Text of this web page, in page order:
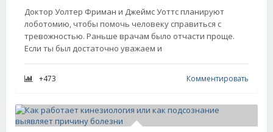
Доктор Уолтер Фриман и Джеймс Уоттс планируют
лоботомию, чтобы помочь человеку справиться с
тревожностью. Раньше врачам было отчасти проще.
Если ты был достаточно уважаем и
+473 Комментировать